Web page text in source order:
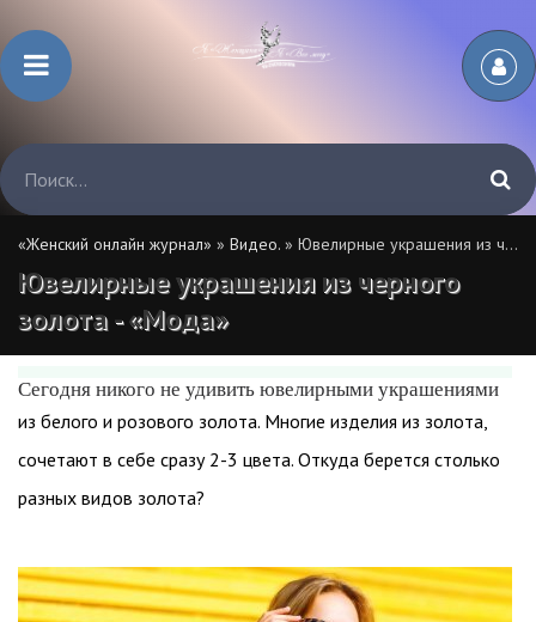
«Женский онлайн журнал» » Видео. » Ювелирные украшения из черного золота - «Мода»
Ювелирные украшения из черного
золота - «Мода»
Сегодня никого не удивить ювелирными украшениями
из белого и розового золота. Многие изделия из золота,
сочетают в себе сразу 2-3 цвета. Откуда берется столько
разных видов золота?